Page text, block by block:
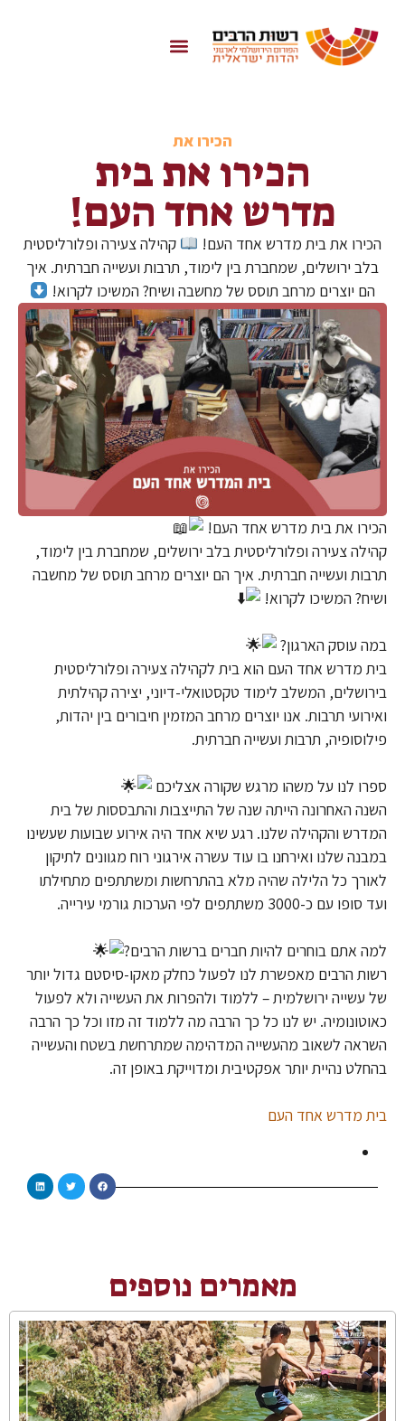
הכירו את
הכירו את בית
מדרש אחד העם!
הכירו את בית מדרש אחד העם!
קהילה צעירה ופלורליסטית
בלב ירושלים, שמחברת בין לימוד, תרבות ועשייה חברתית. איך
הם יוצרים מרחב תוסס של מחשבה ושיח? המשיכו לקרוא!
הכירו את בית מדרש אחד העם!
קהילה צעירה ופלורליסטית בלב ירושלים, שמחברת בין לימוד,
תרבות ועשייה חברתית. איך הם יוצרים מרחב תוסס של מחשבה
ושיח? המשיכו לקרוא!
במה עוסק הארגון?
בית מדרש אחד העם הוא בית לקהילה צעירה ופלורליסטית
בירושלים, המשלב לימוד טקסטואלי-דיוני, יצירה קהילתית
ואירועי תרבות. אנו יוצרים מרחב המזמין חיבורים בין יהדות,
פילוסופיה, תרבות ועשייה חברתית.
ספרו לנו על משהו מרגש שקורה אצליכם
השנה האחרונה הייתה שנה של התייצבות והתבססות של בית
המדרש והקהילה שלנו. רגע שיא אחד היה אירוע שבועות שעשינו
במבנה שלנו ואירחנו בו עוד עשרה אירגוני רוח מגוונים לתיקון
לאורך כל הלילה שהיה מלא בהתרחשות ומשתתפים מתחילתו
ועד סופו עם כ-3000 משתתפים לפי הערכות גורמי עירייה.
למה אתם בוחרים להיות חברים ברשות הרבים?
רשות הרבים מאפשרת לנו לפעול כחלק מאקו-סיסטם גדול יותר
של עשייה ירושלמית – ללמוד ולהפרות את העשייה ולא לפעול
כאוטונומיה. יש לנו כל כך הרבה מה ללמוד זה מזו וכל כך הרבה
השראה לשאוב מהעשייה המדהימה שמתרחשת בשטח והעשייה
בהחלט נהיית יותר אפקטיבית ומדוייקת באופן זה.
בית מדרש אחד העם
מאמרים נוספים